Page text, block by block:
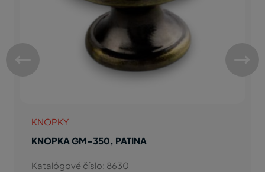
KNOPKY
KNOPKA GM-350, PATINA
Katalógové číslo: 8630